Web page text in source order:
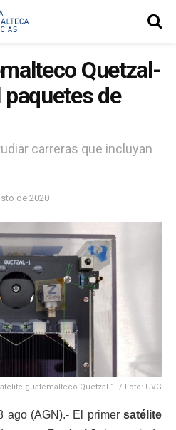
Quetzal-
de
carreras que incluyan
de 2020
guatemalteco Quetzal-1. / Foto: UVG
ago (AGN).- El primer satélite